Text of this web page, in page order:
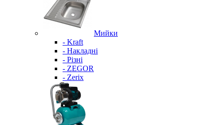
Мийки
- Kraft
- Накладні
- Різні
- ZEGOR
- Zerix